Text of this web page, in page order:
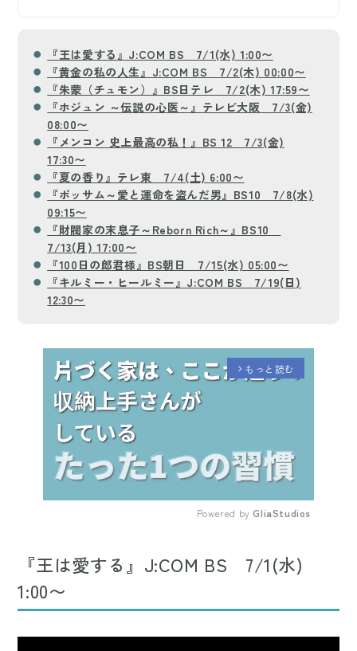
『王は愛する』J:COM BS 7/1(水) 1:00〜
『黄金の私の人生』J:COM BS 7/2(木) 00:00〜
『朱蒙（チュモン）』BS日テレ 7/2(木) 17:59〜
『ホジュン ～伝説の心医～』テレビ大阪 7/3(金)
08:00〜
『メンコン 史上最高の私！』BS 12 7/3(金)
17:30〜
『夏の香り』テレ東 7/4(土) 6:00〜
『ポッサム～愛と運命を盗んだ男』BS10 7/8(水)
09:15〜
『財閥家の末息子～Reborn Rich～』BS10
7/13(月) 17:00〜
『100日の郎君様』BS朝日 7/15(水) 05:00〜
『キルミー・ヒールミー』J:COM BS 7/19(日)
12:30〜
arrow_forward_ios もっと読む
Powered by GliaStudios
『王は愛する』J:COM BS 7/1(水)
1:00〜